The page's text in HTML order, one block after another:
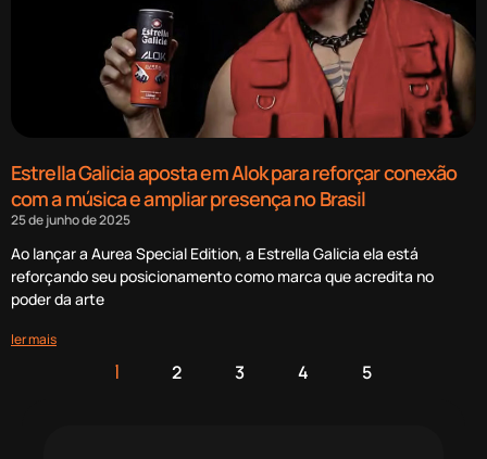
Estrella Galicia aposta em Alok para reforçar conexão
com a música e ampliar presença no Brasil
25 de junho de 2025
Ao lançar a Aurea Special Edition, a Estrella Galicia ela está
reforçando seu posicionamento como marca que acredita no
poder da arte
ler mais
1 2 3 4 5